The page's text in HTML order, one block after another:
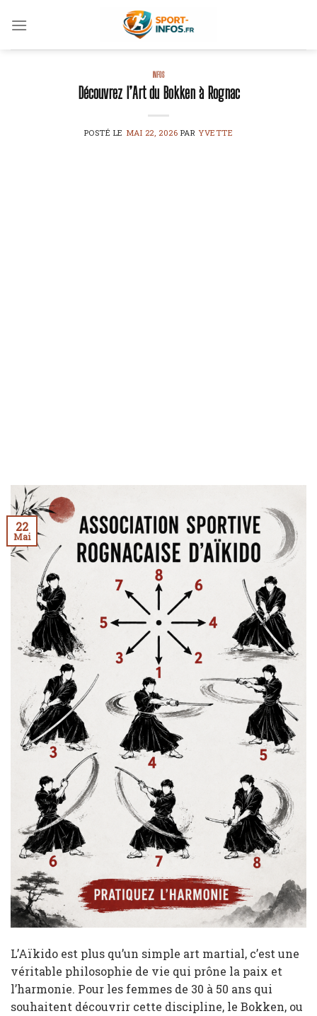
INFOS
Découvrez l’Art du Bokken à Rognac
POSTÉ LE MAI 22, 2026 PARYVETTE
22
Mai
L’Aïkido est plus qu’un simple art martial, c’est une
véritable philosophie de vie qui prône la paix et
l’harmonie. Pour les femmes de 30 à 50 ans qui
souhaitent découvrir cette discipline, le Bokken, ou